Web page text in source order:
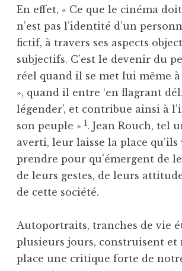
En effet, « Ce que le cinéma
n’est pas l’identité d’un
fictif, à travers ses aspects
subjectifs. C’est le devenir du
réel quand il se met lui même
», quand il entre ‘en flagrant
légender’, et contribue ainsi à
son peuple » 1. Jean Rouch, tel
averti, leur laisse la place
prendre pour qu’émergent de
de leurs gestes, de leurs
de cette société.
Autoportraits, tranches de vie
plusieurs jours, construisent et
place une critique forte de